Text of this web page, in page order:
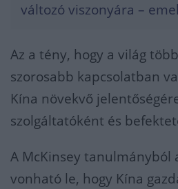
változó viszonyára –
Az a tény, hogy a világ
szorosabb kapcsolatban
Kína növekvő
szolgáltatóként és
A McKinsey tanulmányból
vonható le, hogy Kína